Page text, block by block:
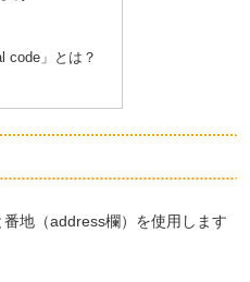
code」とは？
地（address欄）を使用します